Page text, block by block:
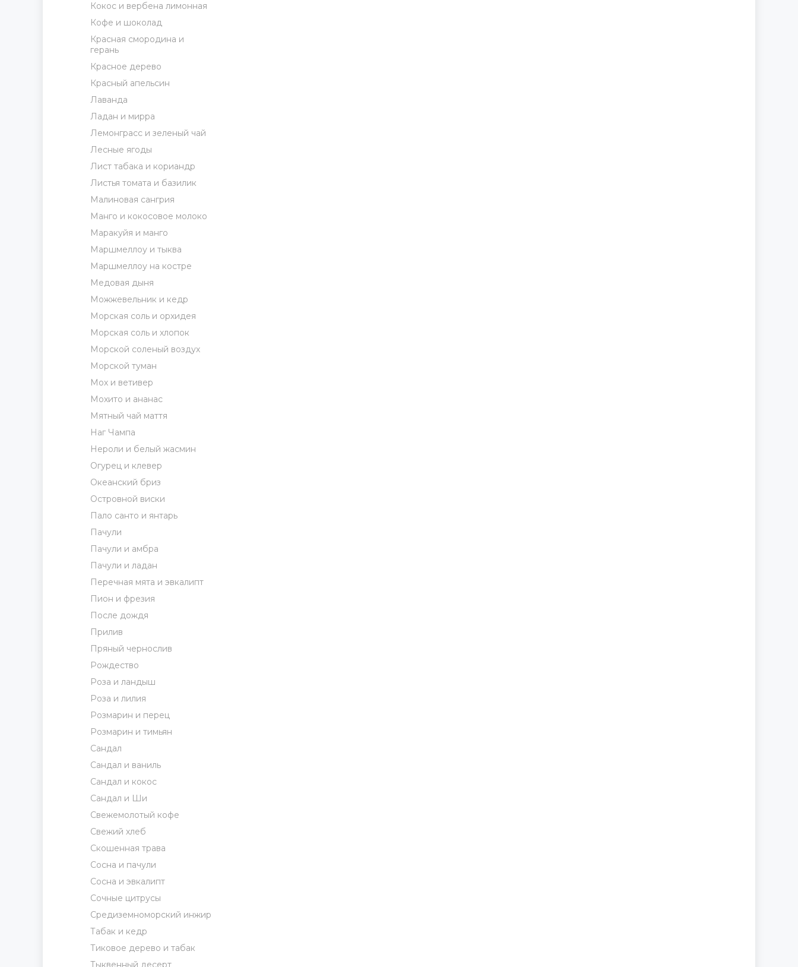
Кокос и вербена лимонная
Кофе и шоколад
Красная смородина и
герань
Красное дерево
Красный апельсин
Лаванда
Ладан и мирра
Лемонграсс и зеленый чай
Лесные ягоды
Лист табака и кориандр
Листья томата и базилик
Малиновая сангрия
Манго и кокосовое молоко
Маракуйя и манго
Маршмеллоу и тыква
Маршмеллоу на костре
Медовая дыня
Можжевельник и кедр
Морская соль и орхидея
Морская соль и хлопок
Морской соленый воздух
Морской туман
Мох и ветивер
Мохито и ананас
Мятный чай маття
Наг Чампа
Нероли и белый жасмин
Огурец и клевер
Океанский бриз
Островной виски
Пало санто и янтарь
Пачули
Пачули и амбра
Пачули и ладан
Перечная мята и эвкалипт
Пион и фрезия
После дождя
Прилив
Пряный чернослив
Рождество
Роза и ландыш
Роза и лилия
Розмарин и перец
Розмарин и тимьян
Сандал
Сандал и ваниль
Сандал и кокос
Сандал и Ши
Свежемолотый кофе
Свежий хлеб
Скошенная трава
Сосна и пачули
Сосна и эвкалипт
Сочные цитрусы
Средиземноморский инжир
Табак и кедр
Тиковое дерево и табак
Тыквенный десерт